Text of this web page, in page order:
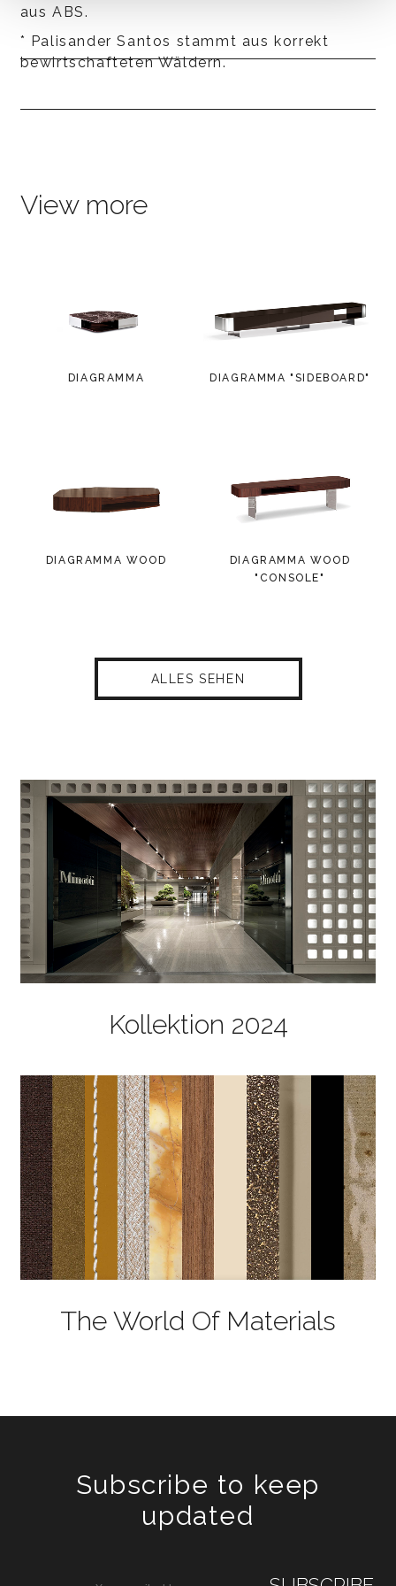
aus ABS.
* Palisander Santos stammt aus korrekt
bewirtschafteten Wäldern.
View more
DIAGRAMMA DIAGRAMMA "SIDEBOARD"
DIAGRAMMA WOOD
DIAGRAMMA WOOD
"CONSOLE"
ALLES SEHEN
Kollektion 2024
The World Of Materials
Subscribe to keep
updated